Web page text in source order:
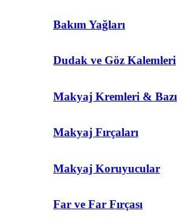
Bakım Yağları
Dudak ve Göz Kalemleri
Makyaj Kremleri & Bazı
Makyaj Fırçaları
Makyaj Koruyucular
Far ve Far Fırçası